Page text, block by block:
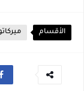
الأقسام